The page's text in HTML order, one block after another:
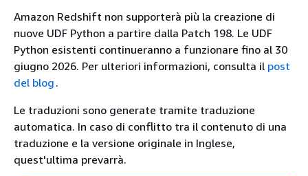
Amazon Redshift non supporterà più la creazione di
nuove UDF Python a partire dalla Patch 198. Le UDF
Python esistenti continueranno a funzionare fino al 30
giugno 2026. Per ulteriori informazioni, consulta il post
del blog .
Le traduzioni sono generate tramite traduzione
automatica. In caso di conflitto tra il contenuto di una
traduzione e la versione originale in Inglese,
quest'ultima prevarrà.